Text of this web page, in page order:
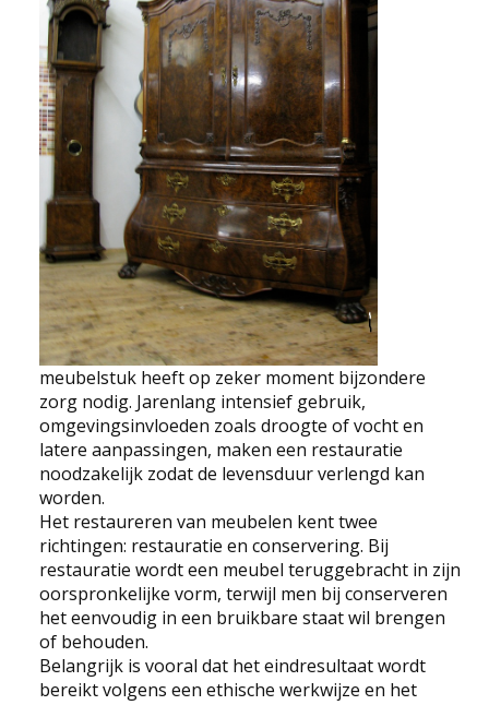
EDUCATIE
NIEUWS
CONTACT
Selecteer de taal
meubelstuk heeft op zeker moment bijzondere
zorg nodig. Jarenlang intensief gebruik,
omgevingsinvloeden zoals droogte of vocht en
latere aanpassingen, maken een restauratie
noodzakelijk zodat de levensduur verlengd kan
worden.
Het restaureren van meubelen kent twee
richtingen: restauratie en conservering. Bij
restauratie wordt een meubel teruggebracht in zijn
oorspronkelijke vorm, terwijl men bij conserveren
het eenvoudig in een bruikbare staat wil brengen
of behouden.
Belangrijk is vooral dat het eindresultaat wordt
bereikt volgens een ethische werkwijze en het